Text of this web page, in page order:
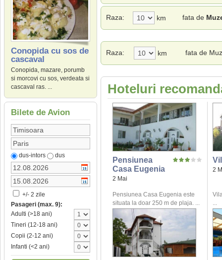
Conopida cu sos de
cascaval
Conopida, mazare, porumb
si morcovi cu sos, verdeata si
cascaval ras. ...
Bilete de Avion
dus-intors dus
+/- 2 zile
Pasageri (max. 9):
Adulti (>18 ani)
Tineri (12-18 ani)
Copii (2-12 ani)
Infanti (<2 ani)
Raza: km fata de
Raza: km fata de
Hoteluri
Pensiunea
Casa Eugenia
2 Mai
Pensiunea Casa Eugenia este
situata la doar 250 m de plaja. ...
2
...